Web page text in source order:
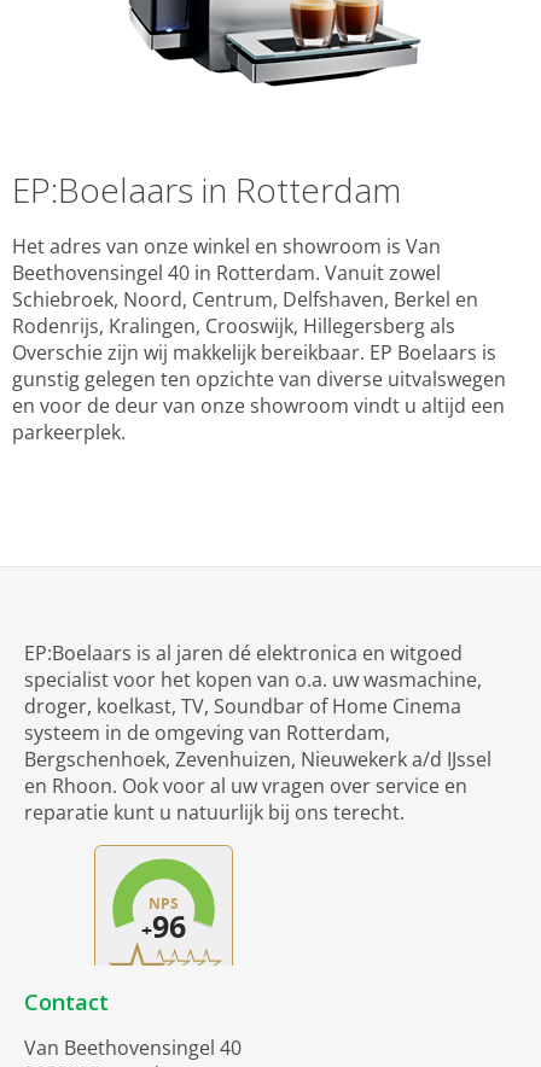
EP:Boelaars in Rotterdam
Het adres van onze winkel en showroom is Van
Beethovensingel 40 in Rotterdam. Vanuit zowel
Schiebroek, Noord, Centrum, Delfshaven, Berkel en
Rodenrijs, Kralingen, Crooswijk, Hillegersberg als
Overschie zijn wij makkelijk bereikbaar. EP Boelaars is
gunstig gelegen ten opzichte van diverse uitvalswegen
en voor de deur van onze showroom vindt u altijd een
parkeerplek.
EP:Boelaars is al jaren dé elektronica en witgoed
specialist voor het kopen van o.a. uw wasmachine,
droger, koelkast, TV, Soundbar of Home Cinema
systeem in de omgeving van Rotterdam,
Bergschenhoek, Zevenhuizen, Nieuwekerk a/d IJssel
en Rhoon. Ook voor al uw vragen over service en
reparatie kunt u natuurlijk bij ons terecht.
Contact
Van Beethovensingel 40